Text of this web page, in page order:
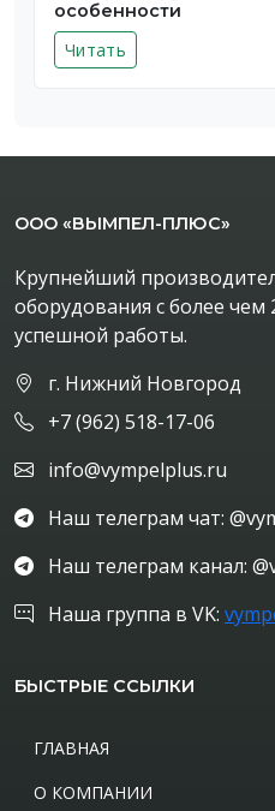
особенности
Читать
ООО «ВЫМПЕЛ-ПЛЮС»
Крупнейший
оборудования с более
успешной работы.
г. Нижний Новгород
+7 (962) 518-17-06
info@vympelplus.ru
Наш телеграм чат:
Наш телеграм канал:
Наша группа в VK:
БЫСТРЫЕ ССЫЛКИ
ГЛАВНАЯ
О КОМПАНИИ